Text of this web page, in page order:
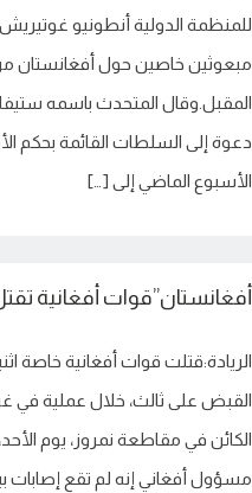
للمنظمة الدولية أنطونيو
مبعوثين خاصين حول أفغانستان
المقبل.وقال المتحدث باسمه
دعوة إلى السلطات القائمة بحكم
الأسبوع الماضي إلى […]
أفغانستان”قوات أفغانية
الريادة:قتلت قوات أفغانية خاصة
القبض على ثالث، خلال عملية في
مسؤول أفغاني إنه لم تقع إصابات